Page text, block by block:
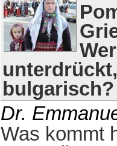
bulgarisch?
Dr.
Was kommt